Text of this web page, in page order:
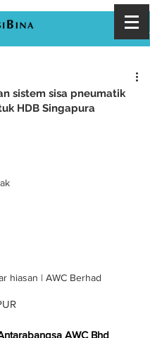
sistem sisa pneumatik
HDB Singapura
hiasan | AWC Berhad
AWC Bhd